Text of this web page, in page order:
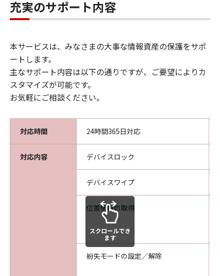
充実のサポート内容
本サービスは、みなさまの大事な情報資産の保護をサポ
ートします。
主なサポート内容は以下の通りですが、ご要望によりカ
スタマイズが可能です。
お気軽にご相談ください。
対応時間 24時間365日対応
対応内容 デバイスロック
デバイスワイプ
位置情報の取得
紛失モードの設定／解除
スクロールでき
ます